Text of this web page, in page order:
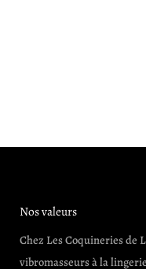
Nos valeurs
Chez Les Coquineries de
vibromasseurs à la